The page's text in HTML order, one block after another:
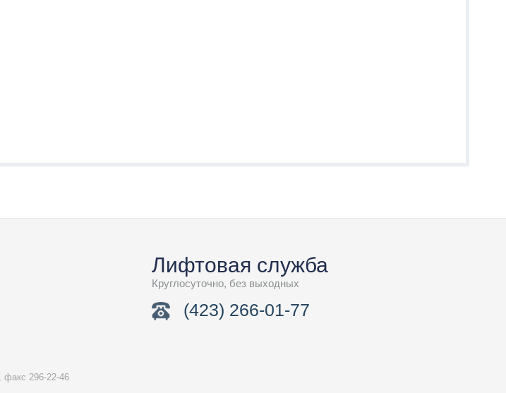
факс 296-22-46
Лифтовая служба
Круглосуточно, без выходных
(423) 266-01-77